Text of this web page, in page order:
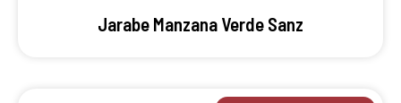
Jarabe Manzana Verde Sanz